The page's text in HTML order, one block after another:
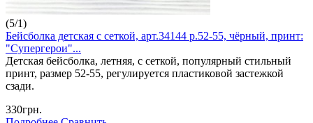
(5/1)
Бейсболка детская с сеткой, арт.34144 р.52-55, чёрный, принт:
"Супергерои"...
Детская бейсболка, летняя, с сеткой, популярный стильный
принт, размер 52-55, регулируется пластиковой застежкой
сзади.
330грн.